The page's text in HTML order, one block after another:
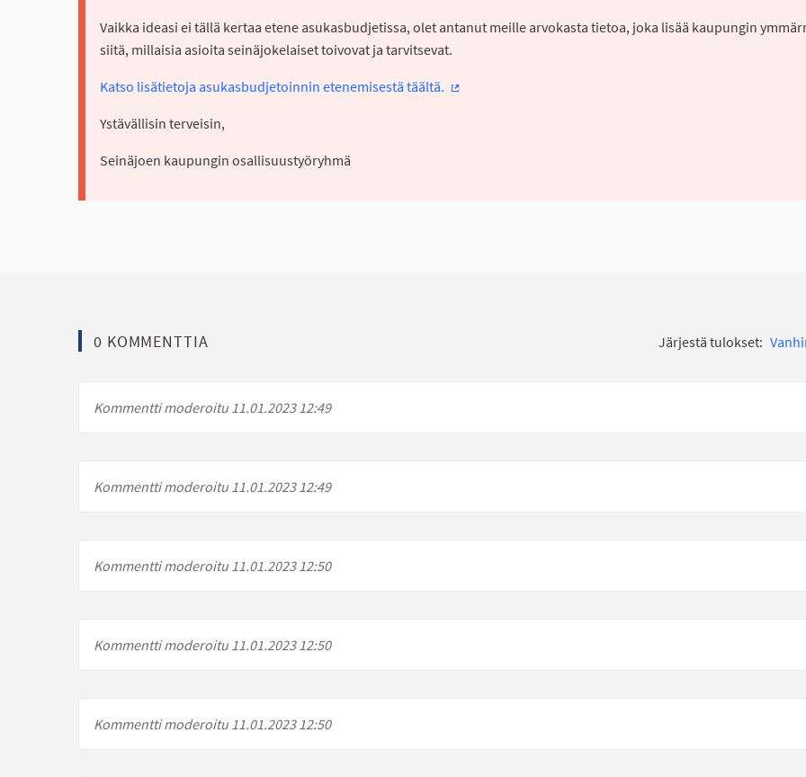
Vaikka ideasi ei tällä kertaa etene asukasbudjetissa, olet antanut meille arvokasta tietoa, joka lisää kaupungin
siitä, millaisia asioita seinäjokelaiset toivovat ja tarvitsevat.
Katso lisätietoja asukasbudjetoinnin etenemisestä täältä.
Ystävällisin terveisin,
Seinäjoen kaupungin osallisuustyöryhmä
0 KOMMENTTIA Järjestä tulokset:
Kommentti moderoitu 11.01.2023 12:49
Kommentti moderoitu 11.01.2023 12:49
Kommentti moderoitu 11.01.2023 12:50
Kommentti moderoitu 11.01.2023 12:50
Kommentti moderoitu 11.01.2023 12:50